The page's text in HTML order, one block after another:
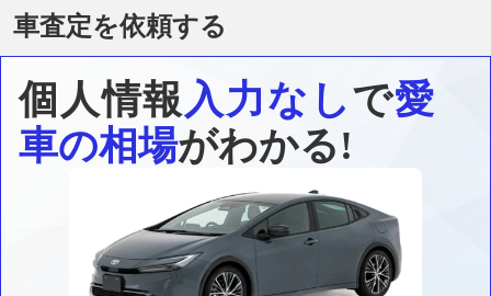
車査定を依頼する
個人情報 入力なしで愛
車の相場がわかる!